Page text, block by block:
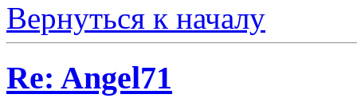
Вернуться к началу
Re: Angel71